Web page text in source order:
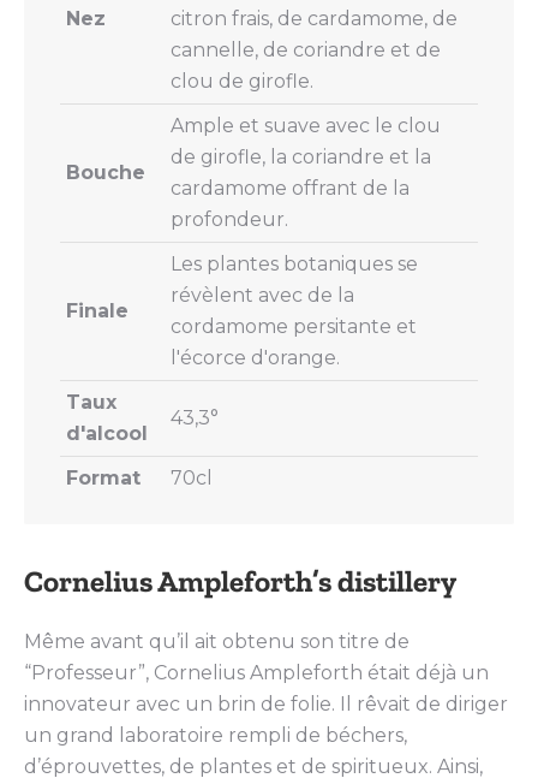
Cornelius Ampleforth’s distillery
Même avant qu’il ait obtenu son titre de
“Professeur”, Cornelius Ampleforth était déjà un
innovateur avec un brin de folie. Il rêvait de diriger
un grand laboratoire rempli de béchers,
d’éprouvettes, de plantes et de spiritueux. Ainsi,
Nez
citron frais, de cardamome, de
cannelle, de coriandre et de
clou de girofle.
Bouche
Ample et suave avec le clou
de girofle, la coriandre et la
cardamome offrant de la
profondeur.
Finale
Les plantes botaniques se
révèlent avec de la
cordamome persitante et
l'écorce d'orange.
Taux
d'alcool
43,3°
Format 70cl